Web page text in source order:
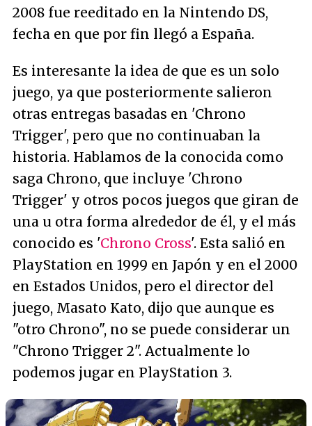
2008 fue reeditado en la Nintendo DS,
fecha en que por fin llegó a España.
Es interesante la idea de que es un solo
juego, ya que posteriormente salieron
otras entregas basadas en 'Chrono
Trigger', pero que no continuaban la
historia. Hablamos de la conocida como
saga Chrono, que incluye 'Chrono
Trigger' y otros pocos juegos que giran de
una u otra forma alrededor de él, y el más
conocido es 'Chrono Cross'. Esta salió en
PlayStation en 1999 en Japón y en el 2000
en Estados Unidos, pero el director del
juego, Masato Kato, dijo que aunque es
"otro Chrono", no se puede considerar un
"Chrono Trigger 2". Actualmente lo
podemos jugar en PlayStation 3.